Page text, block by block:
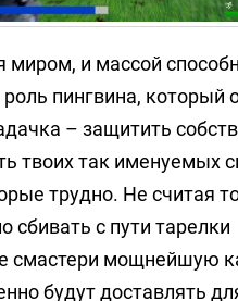
и массой
пингвина, который
– защитить
твоих так именуемых
трудно. Не считая
с пути тарелки
смастери мощнейшую
будут доставлять